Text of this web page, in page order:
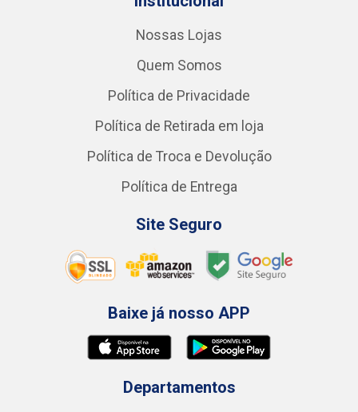
Nossas Lojas
Quem Somos
Política de Privacidade
Política de Retirada em loja
Política de Troca e Devolução
Política de Entrega
Site Seguro
Baixe já nosso APP
Departamentos